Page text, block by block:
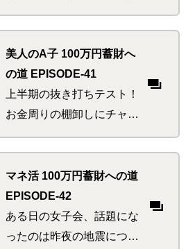
たち。高校生のお兄さんた
ちにもその才能をうらやま
しがられているが、投資に
開眼した彼らには高校3年生
がうらやましくてならな
い…
美人のA子 100万円蓄財へ
の道 EPISODE-41
上半期の抜き打ちテスト！
お金周りの棚卸しにチャレ
ンジ。マネ活上級者を目指
し、神の最近のイチオシ・
テクを実践しようと張り切
る二人。これぞお得の雨あ
られか
マネ活 100万円蓄財への道
EPISODE-42
ある日の女子会、話題にな
ったのは昨夜の地震につい